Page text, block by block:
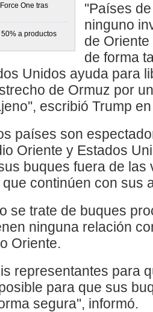
One tras
a productos
''Países
ninguno
de
de forma
Unidos ayuda para
de Ormuz por
escribió Trump
países son
Oriente y Estados
buques fuera de las
continúen con sus
se trate de buques
ninguna relación
Oriente.
representantes para
para que sus
segura'', informó.